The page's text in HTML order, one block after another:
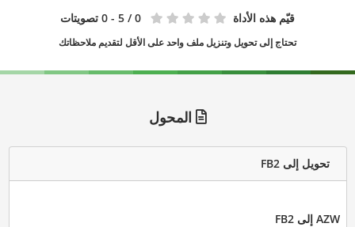
قيّم هذه الأداة 0 / 5 - 0 تصويتات
تحتاج إلى تحويل وتنزيل ملف واحد على الأقل لتقديم ملاحظاتك
المحول
تحويل إلى FB2
AZW إلى FB2